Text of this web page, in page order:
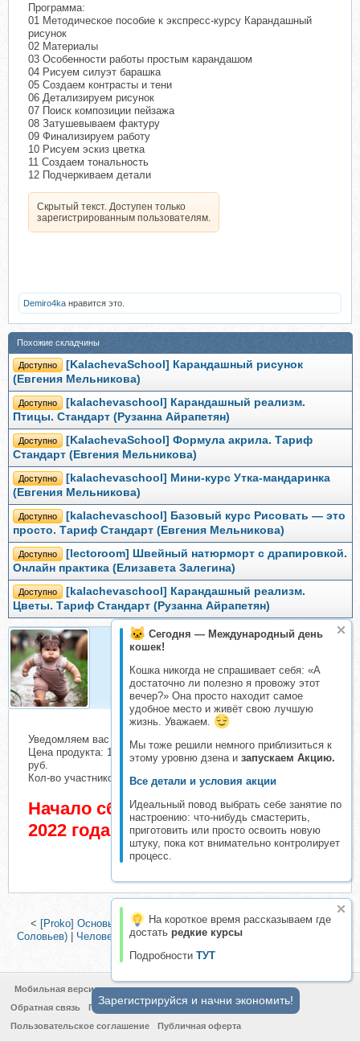
Сегодня — Международный день
кошек!
Кошка никогда не спрашивает себя: «А
достаточно ли полезно я провожу этот
вечер?» Она просто находит самое
удобное место и живёт свою лучшую
жизнь. Уважаем.
Мы тоже решили немного приблизиться к
этому уровню дзена и запускаем Акцию.
Все детали и условия акции
Идеальный повод выбрать себе занятие по
настроению: что-нибудь смастерить,
приготовить или просто освоить новую
штуку, пока кот внимательно контролирует
процесс.
На короткое время рассказываем где
достать редкие курсы
Подробности ТУТ
Программа:
01 Методическое пособие к экспресс-курсу Карандашный
рисунок
02 Материалы
03 Особенности работы простым карандашом
04 Рисуем силуэт барашка
05 Создаем контрасты и тени
06 Детализируем рисунок
07 Поиск композиции пейзажа
08 Затушевываем фактуру
09 Финализируем работу
10 Рисуем эскиз цветка
11 Создаем тональность
12 Подчеркиваем детали
Скрытый текст. Доступен только
зарегистрированным пользователям.
Demiro4ka нравится это.
Похожие складчины
Доступно
[KalachevaSchool] Карандашный рисунок
(Евгения Мельникова)
Доступно
[kalachevaschool] Карандашный реализм.
Птицы. Стандарт (Рузанна Айрапетян)
Доступно
[KalachevaSchool] Формула акрила. Тариф
Стандарт (Евгения Мельникова)
Доступно
[kalachevaschool] Мини-курс Утка-мандаринка
(Евгения Мельникова)
Доступно
[kalachevaschool] Базовый курс Рисовать — это
просто. Тариф Стандарт (Евгения Мельникова)
Доступно
[lectoroom] Швейный натюрморт с драпировкой.
Онлайн практика (Елизавета Залегина)
Доступно
[kalachevaschool] Карандашный реализм.
Цветы. Тариф Стандарт (Рузанна Айрапетян)
Организатор складчин
Уведомляем вас о начале сбора взносов.
Цена продукта: 1990 руб. Взнос с каждого участника: 167
руб.
Кол-во участников в основном списке: 3 чел.
Начало сбора взносов 7 Октябрь
2022 года
< [Proko] Основы Русского академического рисунка (Михаил
Соловьев) | Человеческий скетчинг (Екатерина (Като) Иванникова)
Мобильная версия
Обратная связь
Политика конфиденциальности
Пользовательское соглашение
Публичная оферта
Зарегистрируйся и начни экономить!